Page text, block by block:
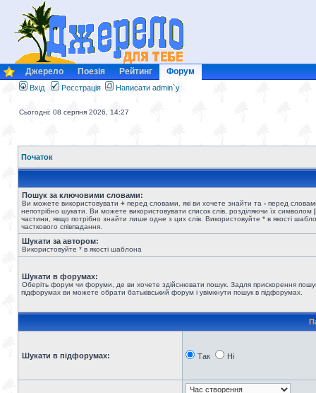
Джерело Поезія Рейтинг Форум
Вхід Реєстрація Написати admin`у
Сьогодні: 08 серпня 2026, 14:27
Початок
Пошук за ключовими словами:
Ви можете використовувати + перед словами, які ви хочете знайти та - перед
непотрібно шукати. Ви можете використовувати список слів, розділяючи їх символом |
частини, якщо потрібно знайти лише одне з цих слів. Використовуйте * в якості
часткового співпадання.
Шукати за автором:
Використовуйте * в якості шаблона
Шукати в форумах:
Оберіть форум чи форуми, де ви хочете здійснювати пошук. Задля прискорення
підфорумах ви можете обрати батьківський форум і увімкнути пошук в підфорумах.
Шукати в підфорумах: Так Ні